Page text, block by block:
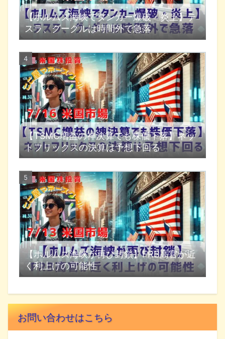
【ホルムズ海峡でタンカー爆破・炎上】テ
スラ、グーグルは時間外で急落
【TSMC増益の神決算でも株価下落】ネッ
トフリックスの決算は予想下回る
【ホルムズ海峡が再び封鎖】FRB高官が近
く利上げの可能性
お問い合わせはこちら